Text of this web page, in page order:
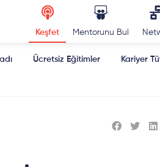
Keşfet Mentorunu Bul
Ücretsiz Eğitimler Kariyer